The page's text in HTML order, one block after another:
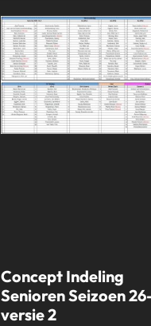
Concept Indeling
Senioren Seizoen
versie 2